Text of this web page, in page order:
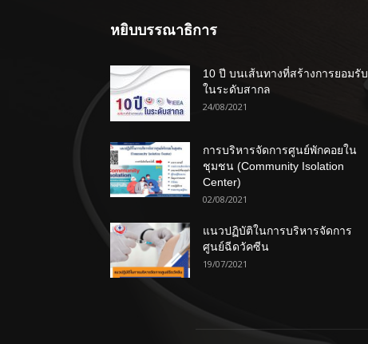
หยิบบรรณาธิการ
10 ปี บนเส้นทางที่สร้างการยอมรับ
ในระดับสากล
24/08/2021
การบริหารจัดการศูนย์พักคอยใน
ชุมชน (Community Isolation
Center)
02/08/2021
แนวปฏิบัติในการบริหารจัดการ
ศูนย์ฉีดวัคซีน
19/07/2021